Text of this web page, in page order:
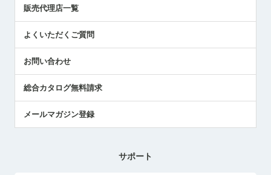
中小企業のBCP地震対策
センサのテクニカルガイド
社長ブログ
販売代理店一覧
よくいただくご質問
お問い合わせ
総合カタログ無料請求
メールマガジン登録
サポート